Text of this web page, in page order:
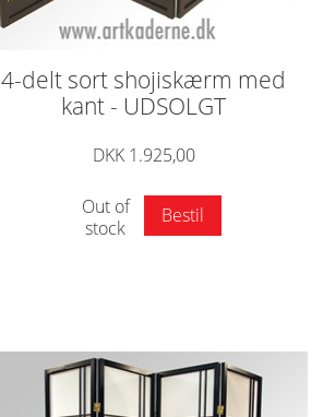
4-delt sort shojiskærm med
kant - UDSOLGT
DKK 1.925,00
Out of
stock
Bestil